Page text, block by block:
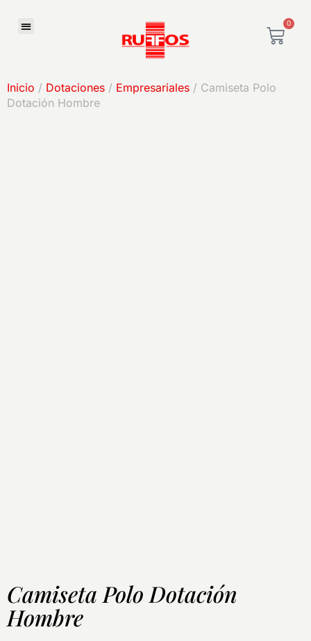
0
Inicio / Dotaciones / Empresariales / Camiseta Polo
Dotación Hombre
Camiseta Polo Dotación
Hombre